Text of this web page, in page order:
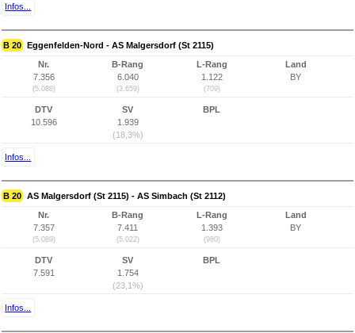
Infos...
B 20 Eggenfelden-Nord - AS Malgersdorf (St 2115)
Nr.
7.356
(5.088)
B-Rang
6.040
(3.659)
L-Rang
1.122
(709)
Land
BY
DTV
10.596
SV
1.939
(18,3%)
BPL
Infos...
B 20 AS Malgersdorf (St 2115) - AS Simbach (St 2112)
Nr.
7.357
(5.089)
B-Rang
7.411
(5.022)
L-Rang
1.393
(980)
Land
BY
DTV
7.591
SV
1.754
(23,1%)
BPL
Infos...